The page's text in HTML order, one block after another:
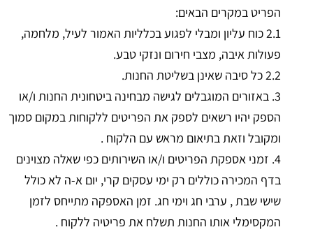
הפריט במקרים הבאים:
2.1 כוח עליון ומבלי לפגוע בכלליות האמור לעיל, מלחמה,
פעולות איבה, מצבי חירום ונזקי טבע.
2.2 כל סיבה שאינן בשליטת החנות.
3. באזורים המוגבלים לגישה מבחינה ביטחונית החנות ו/או
הספק יהיו רשאים לספק את הפריטים ללקוחות במקום סמוך
ומקובל וזאת בתיאום מראש עם הלקוח .
4. זמני אספקת הפריטים ו/או השירותים כפי שאלה מצוינים
בדף המכירה כוללים רק ימי עסקים קרי, יום א-ה לא כולל
שישי שבת , ערבי חג וימי חג. זמן האספקה מתייחס לזמן
המקסימלי אותו החנות תשלח את פריטיה ללקוח .